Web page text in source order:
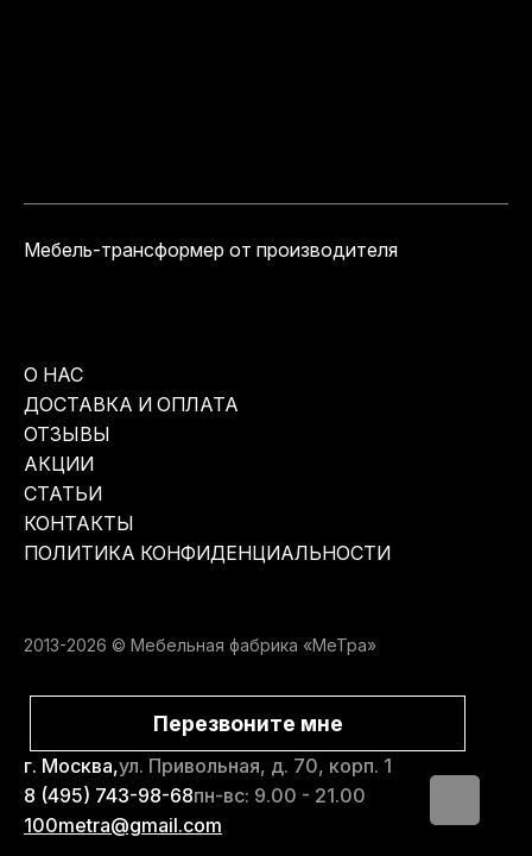
Мебель-трансформер от производителя
О НАС
ДОСТАВКА И ОПЛАТА
ОТЗЫВЫ
АКЦИИ
СТАТЬИ
КОНТАКТЫ
ПОЛИТИКА КОНФИДЕНЦИАЛЬНОСТИ
2013-2026 © Мебельная фабрика «МеТра»
Перезвоните мне
г. Москва,ул. Привольная, д. 70, корп. 1
8 (495) 743-98-68пн-вс: 9.00 - 21.00
100metra@gmail.com